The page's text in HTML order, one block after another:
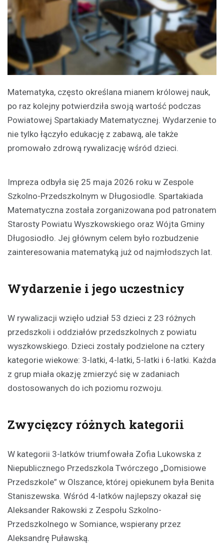
Matematyka, często określana mianem królowej nauk,
po raz kolejny potwierdziła swoją wartość podczas
Powiatowej Spartakiady Matematycznej. Wydarzenie to
nie tylko łączyło edukację z zabawą, ale także
promowało zdrową rywalizację wśród dzieci.
Impreza odbyła się 25 maja 2026 roku w Zespole
Szkolno-Przedszkolnym w Długosiodle. Spartakiada
Matematyczna została zorganizowana pod patronatem
Starosty Powiatu Wyszkowskiego oraz Wójta Gminy
Długosiodło. Jej głównym celem było rozbudzenie
zainteresowania matematyką już od najmłodszych lat.
Wydarzenie i jego uczestnicy
W rywalizacji wzięło udział 53 dzieci z 23 różnych
przedszkoli i oddziałów przedszkolnych z powiatu
wyszkowskiego. Dzieci zostały podzielone na cztery
kategorie wiekowe: 3-latki, 4-latki, 5-latki i 6-latki. Każda
z grup miała okazję zmierzyć się w zadaniach
dostosowanych do ich poziomu rozwoju.
Zwycięzcy różnych kategorii
W kategorii 3-latków triumfowała Zofia Lukowska z
Niepublicznego Przedszkola Twórczego „Domisiowe
Przedszkole” w Olszance, której opiekunem była Benita
Staniszewska. Wśród 4-latków najlepszy okazał się
Aleksander Rakowski z Zespołu Szkolno-
Przedszkolnego w Somiance, wspierany przez
Aleksandrę Puławską.